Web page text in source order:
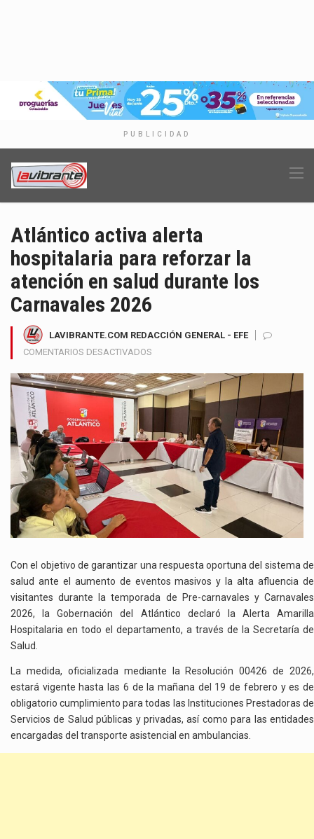
PUBLICIDAD
Atlántico activa alerta
hospitalaria para reforzar la
atención en salud durante los
Carnavales 2026
LAVIBRANTE.COM REDACCIÓN GENERAL - EFE
COMENTARIOS DESACTIVADOS
ACTIVA
ALERTA
HOSPITALARIA
REFORZAR
LA
ATENCIÓN
SALUD
DURANTE
Con el objetivo de garantizar una respuesta oportuna del sistema de
salud ante el aumento de eventos masivos y la alta afluencia de
visitantes durante la temporada de Pre-carnavales y Carnavales
2026, la Gobernación del Atlántico declaró la Alerta Amarilla
Hospitalaria en todo el departamento, a través de la Secretaría de
Salud.
La medida, oficializada mediante la Resolución 00426 de 2026,
estará vigente hasta las 6 de la mañana del 19 de febrero y es de
obligatorio cumplimiento para todas las Instituciones Prestadoras de
Servicios de Salud públicas y privadas, así como para las entidades
encargadas del transporte asistencial en ambulancias.